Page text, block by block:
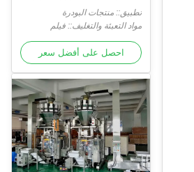
تطبيق:: منتجات البودرة
مواد التعبئة والتغليف:: فيلم
احصل على أفضل سعر